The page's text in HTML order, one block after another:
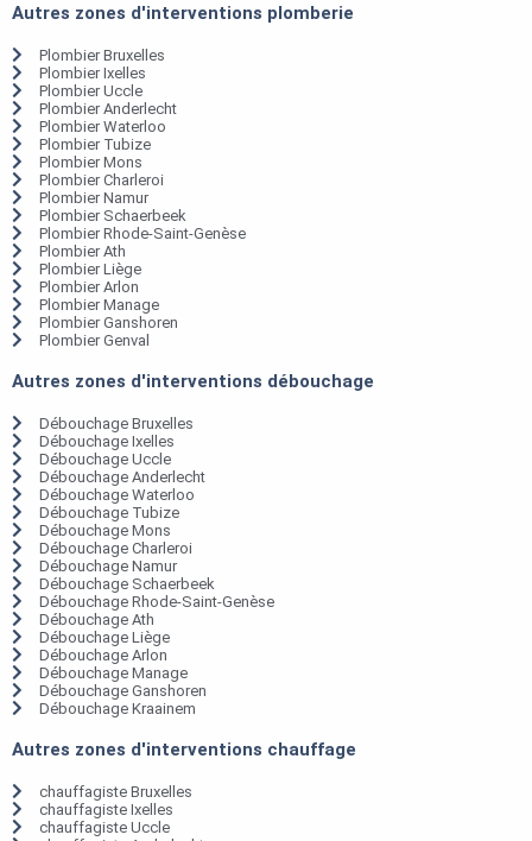
Autres zones d'interventions plomberie
Plombier Bruxelles
Plombier Ixelles
Plombier Uccle
Plombier Anderlecht
Plombier Waterloo
Plombier Tubize
Plombier Mons
Plombier Charleroi
Plombier Namur
Plombier Schaerbeek
Plombier Rhode-Saint-Genèse
Plombier Ath
Plombier Liège
Plombier Arlon
Plombier Manage
Plombier Ganshoren
Plombier Genval
Autres zones d'interventions débouchage
Débouchage Bruxelles
Débouchage Ixelles
Débouchage Uccle
Débouchage Anderlecht
Débouchage Waterloo
Débouchage Tubize
Débouchage Mons
Débouchage Charleroi
Débouchage Namur
Débouchage Schaerbeek
Débouchage Rhode-Saint-Genèse
Débouchage Ath
Débouchage Liège
Débouchage Arlon
Débouchage Manage
Débouchage Ganshoren
Débouchage Kraainem
Autres zones d'interventions chauffage
chauffagiste Bruxelles
chauffagiste Ixelles
chauffagiste Uccle